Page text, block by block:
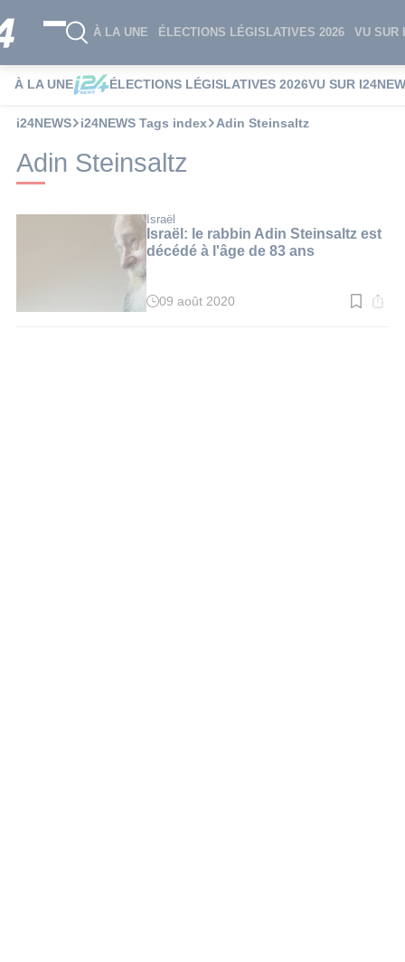
À LA UNE ÉLECTIONS LÉGISLATIVES 2026 VU SUR
À LA UNE ÉLECTIONS LÉGISLATIVES 2026VU SUR
i24NEWS i24NEWS Tags index Adin Steinsaltz
Adin Steinsaltz
Israël
Israël: le rabbin Adin Steinsaltz est
décédé à l'âge de 83 ans
Temps
09 août 2020